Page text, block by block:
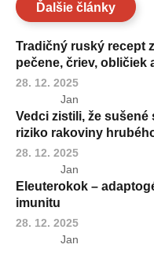
Ďalšie články
Tradičný ruský recept
pečene, čriev, obličiek
28. 12. 2025
Jan
Vedci zistili, že
riziko rakoviny
28. 12. 2025
Jan
Eleuterokok –
imunitu
28. 12. 2025
Jan